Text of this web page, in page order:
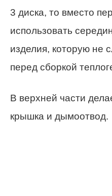
3 диска, то вместо
использовать
изделия, которую не
перед сборкой
В верхней части
крышка и дымоотвод.